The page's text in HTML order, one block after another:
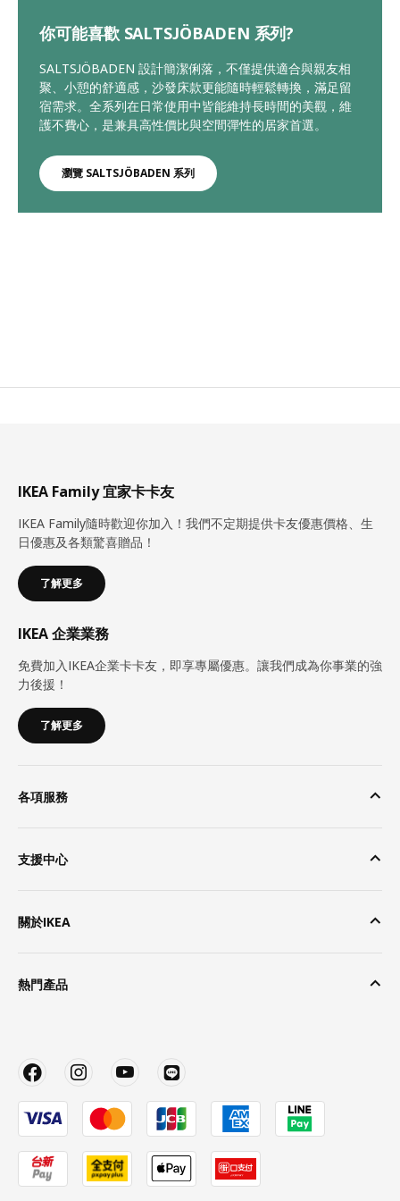
你可能喜歡 SALTSJÖBADEN 系列?
SALTSJÖBADEN 設計簡潔俐落，不僅提供適合與親友相
聚、小憩的舒適感，沙發床款更能隨時輕鬆轉換，滿足留
宿需求。全系列在日常使用中皆能維持長時間的美觀，維
護不費心，是兼具高性價比與空間彈性的居家首選。
瀏覽 SALTSJÖBADEN 系列
IKEA Family 宜家卡卡友
IKEA Family隨時歡迎你加入！我們不定期提供卡友優惠價格、生
日優惠及各類驚喜贈品！
了解更多
IKEA 企業業務
免費加入IKEA企業卡卡友，即享專屬優惠。讓我們成為你事業的強
力後援！
了解更多
各項服務
支援中心
關於IKEA
熱門產品